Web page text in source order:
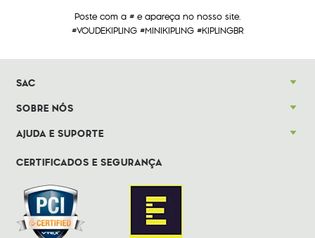
Poste com a # e apareça no nosso site.
#VOUDEKIPLING #MINIKIPLING #KIPLINGBR
SAC
SOBRE NÓS
AJUDA E SUPORTE
CERTIFICADOS E SEGURANÇA